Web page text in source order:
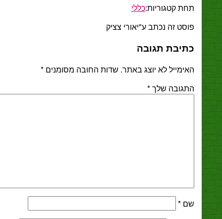
קטגוריות:כללי
זה נכתב ע"יאורי צציק
תגובה
לא יוצג באתר.שדות החובה מסומנים*
שלך*
*